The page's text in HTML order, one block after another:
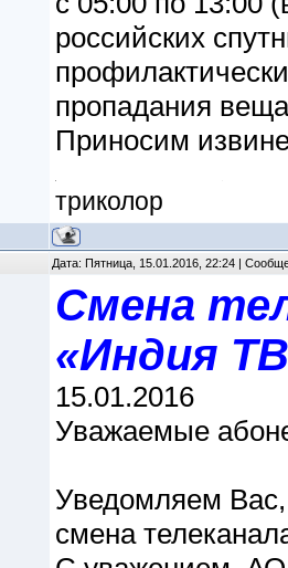
российских
пропадания
Приносим
триколор
Дата: Пятница, 15.01.2016, 22:24 |
Cмена
«Индия
15.01.2016
Уважаемые
Уведомляем Вас,
смена